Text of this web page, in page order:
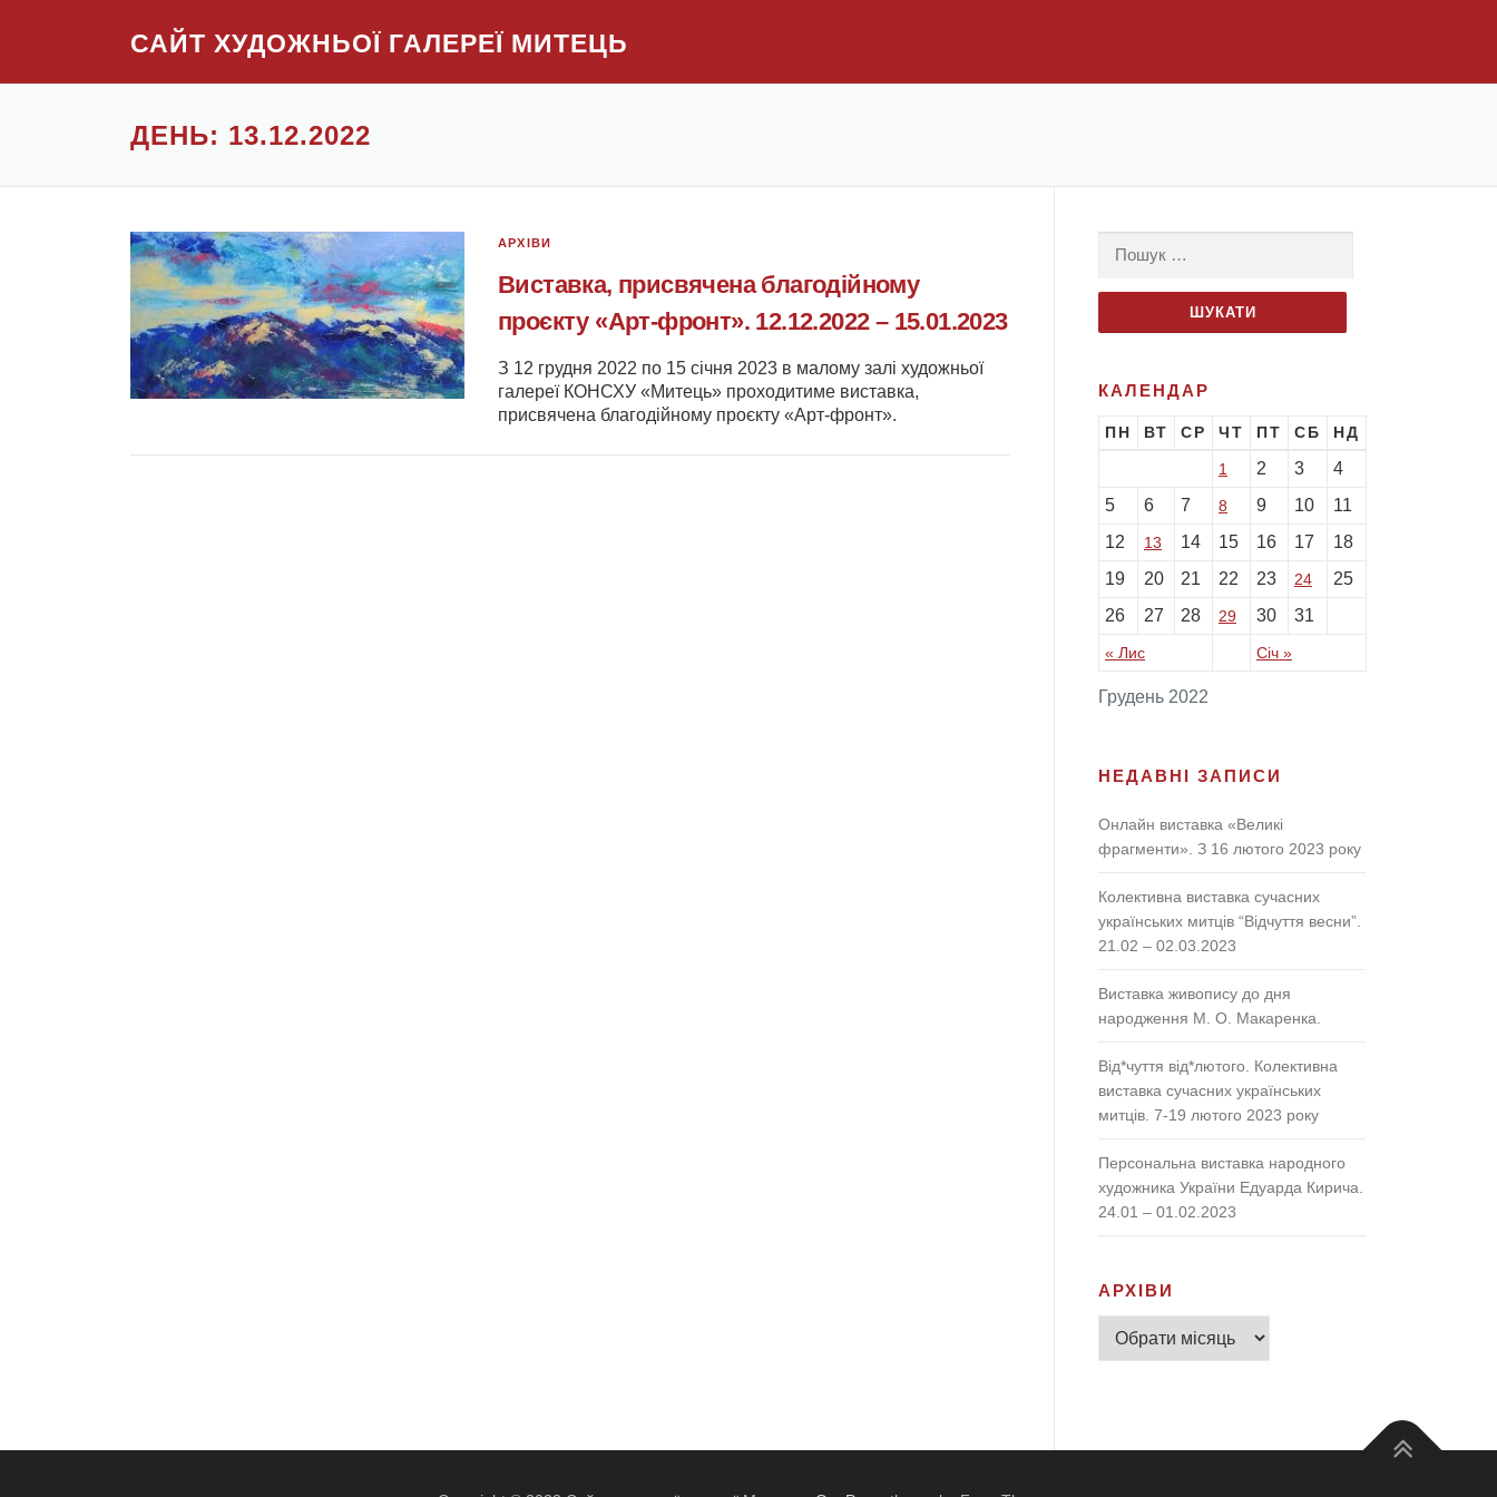
САЙТ ХУДОЖНЬОЇ ГАЛЕРЕЇ МИТЕЦЬ
ДЕНЬ: 13.12.2022
АРХІВИ
Виставка, присвячена благодійному
проєкту «Арт-фронт». 12.12.2022 – 15.01.2023
З 12 грудня 2022 по 15 січня 2023 в малому залі художньої
галереї КОНСХУ «Митець» проходитиме виставка,
присвячена благодійному проєкту «Арт-фронт».
КАЛЕНДАР
Грудень 2022
ПН ВТ СР ЧТ ПТ СБ НД
« Лис Січ »
1 2 3
4
5
6 7 8 9 10
11
12
13 14 15 16 17
18
19
20 21 22 23 24
25
26
27 28 29 30 31
НЕДАВНІ ЗАПИСИ
Онлайн виставка «Великі
фрагменти». З 16 лютого 2023 року
Колективна виставка сучасних
українських митців “Відчуття весни”.
21.02 – 02.03.2023
Виставка живопису до дня
народження М. О. Макаренка.
Від*чуття від*лютого. Колективна
виставка сучасних українських
митців. 7-19 лютого 2023 року
Персональна виставка народного
художника України Едуарда Кирича.
24.01 – 01.02.2023
АРХІВИ
Архіви